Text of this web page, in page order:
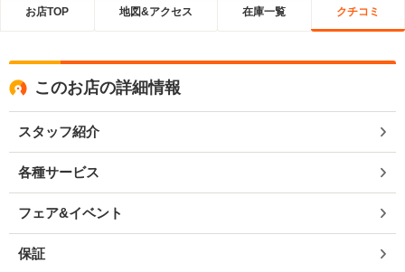
お店TOP 地図&アクセス 在庫一覧 クチコミ
このお店の詳細情報
スタッフ紹介
各種サービス
フェア&イベント
保証